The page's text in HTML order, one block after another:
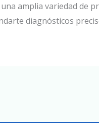
amplia variedad de
diagnósticos